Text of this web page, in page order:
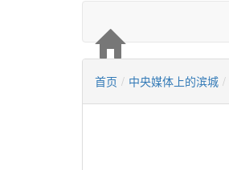
首页 / 中央媒体上的滨城 /